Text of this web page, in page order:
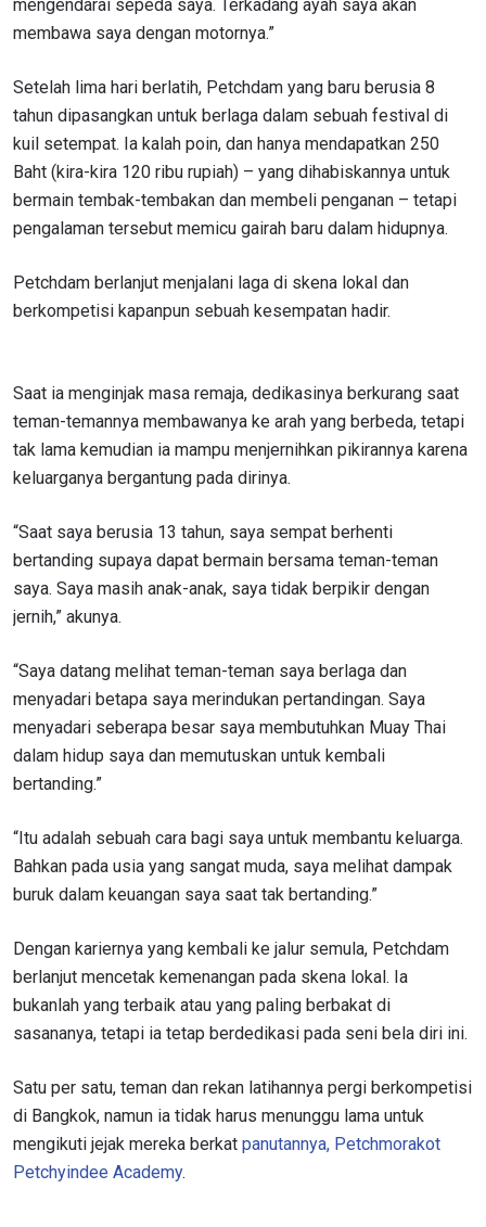
mengendarai sepeda saya. Terkadang ayah saya akan
membawa saya dengan motornya.”
Setelah lima hari berlatih, Petchdam yang baru berusia 8
tahun dipasangkan untuk berlaga dalam sebuah festival di
kuil setempat. Ia kalah poin, dan hanya mendapatkan 250
Baht (kira-kira 120 ribu rupiah) – yang dihabiskannya untuk
bermain tembak-tembakan dan membeli penganan – tetapi
pengalaman tersebut memicu gairah baru dalam hidupnya.
Petchdam berlanjut menjalani laga di skena lokal dan
berkompetisi kapanpun sebuah kesempatan hadir.
Saat ia menginjak masa remaja, dedikasinya berkurang saat
teman-temannya membawanya ke arah yang berbeda, tetapi
tak lama kemudian ia mampu menjernihkan pikirannya karena
keluarganya bergantung pada dirinya.
“Saat saya berusia 13 tahun, saya sempat berhenti
bertanding supaya dapat bermain bersama teman-teman
saya. Saya masih anak-anak, saya tidak berpikir dengan
jernih,” akunya.
“Saya datang melihat teman-teman saya berlaga dan
menyadari betapa saya merindukan pertandingan. Saya
menyadari seberapa besar saya membutuhkan Muay Thai
dalam hidup saya dan memutuskan untuk kembali
bertanding.”
“Itu adalah sebuah cara bagi saya untuk membantu keluarga.
Bahkan pada usia yang sangat muda, saya melihat dampak
buruk dalam keuangan saya saat tak bertanding.”
Dengan kariernya yang kembali ke jalur semula, Petchdam
berlanjut mencetak kemenangan pada skena lokal. Ia
bukanlah yang terbaik atau yang paling berbakat di
sasananya, tetapi ia tetap berdedikasi pada seni bela diri ini.
Satu per satu, teman dan rekan latihannya pergi berkompetisi
di Bangkok, namun ia tidak harus menunggu lama untuk
mengikuti jejak mereka berkat panutannya, Petchmorakot
Petchyindee Academy.